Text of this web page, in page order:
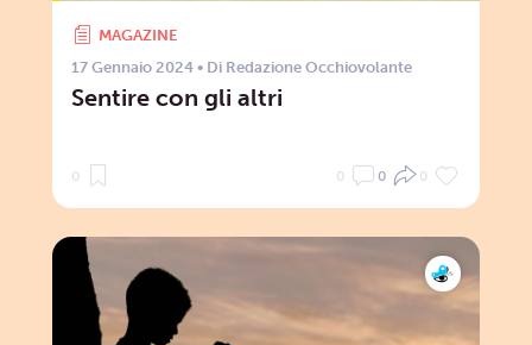
MAGAZINE
17 Gennaio 2024 • Di Redazione Occhiovolante
Sentire con gli altri
0 0 0 0